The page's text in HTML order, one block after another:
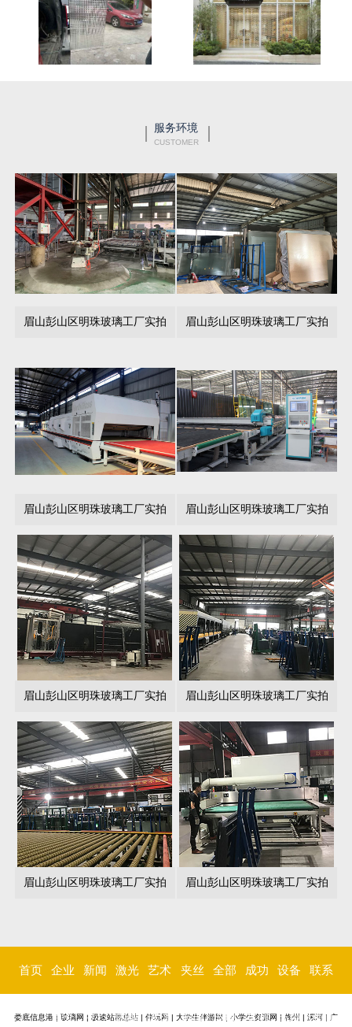
服务环境
CUSTOMER
眉山彭山区明珠玻璃工厂实拍 眉山彭山区明珠玻璃工厂实拍
眉山彭山区明珠玻璃工厂实拍 眉山彭山区明珠玻璃工厂实拍
眉山彭山区明珠玻璃工厂实拍 眉山彭山区明珠玻璃工厂实拍
眉山彭山区明珠玻璃工厂实拍 眉山彭山区明珠玻璃工厂实拍
首页 企业
简介
新闻
中心
激光
内雕
艺术
玻璃
夹丝
玻璃
全部
玻璃
成功
案例
设备
环境
联系
我们
娄底信息港 | 玻璃网 | 极速站群总站 伴玩网 大学生伴游网 小学生资源网 | 梅州 漯河 | 广